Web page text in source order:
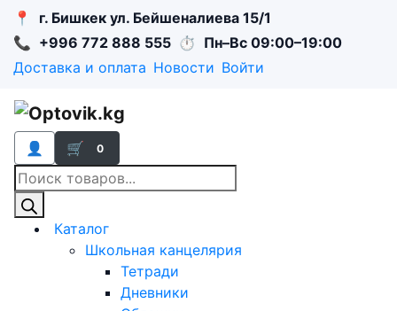
📍
г. Бишкек ул. Бейшеналиева 15/1
📞 +996 772 888 555 ⏱ Пн–Вс 09:00–19:00
Доставка и оплата Новости Войти
👤 🛒 0
Поиск
товаров
Каталог
Школьная канцелярия
Тетради
Дневники